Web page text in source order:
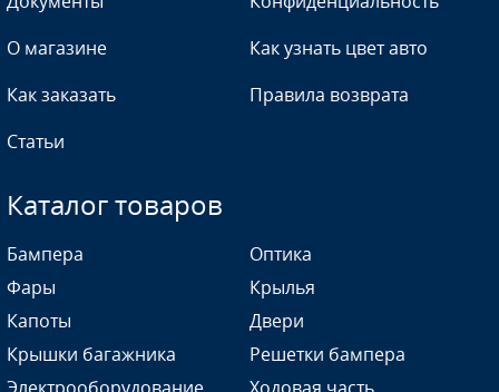
О магазине
Как узнать цвет авто
Как заказать
Правила возврата
Статьи
Каталог товаров
Бампера
Оптика
Фары
Крылья
Капоты
Двери
Крышки багажника
Решетки бампера